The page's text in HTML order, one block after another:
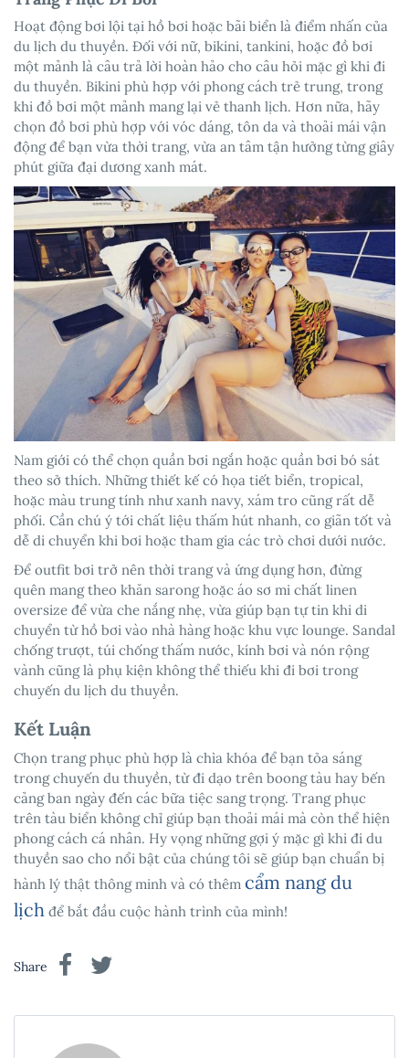
Hoạt động bơi lội tại hồ bơi hoặc bãi biển là điểm nhấn của
du lịch du thuyền. Đối với nữ, bikini, tankini, hoặc đồ bơi
một mảnh là câu trả lời hoàn hảo cho câu hỏi mặc gì khi đi
du thuyền. Bikini phù hợp với phong cách trẻ trung, trong
khi đồ bơi một mảnh mang lại vẻ thanh lịch. Hơn nữa, hãy
chọn đồ bơi phù hợp với vóc dáng, tôn da và thoải mái vận
động để bạn vừa thời trang, vừa an tâm tận hưởng từng giây
phút giữa đại dương xanh mát.
Nam giới có thể chọn quần bơi ngắn hoặc quần bơi bó sát
theo sở thích. Những thiết kế có họa tiết biển, tropical,
hoặc màu trung tính như xanh navy, xám tro cũng rất dễ
phối. Cần chú ý tới chất liệu thấm hút nhanh, co giãn tốt và
dễ di chuyển khi bơi hoặc tham gia các trò chơi dưới nước.
Để outfit bơi trở nên thời trang và ứng dụng hơn, đừng
quên mang theo khăn sarong hoặc áo sơ mi chất linen
oversize để vừa che nắng nhẹ, vừa giúp bạn tự tin khi di
chuyển từ hồ bơi vào nhà hàng hoặc khu vực lounge. Sandal
chống trượt, túi chống thấm nước, kính bơi và nón rộng
vành cũng là phụ kiện không thể thiếu khi đi bơi trong
chuyến du lịch du thuyền.
Kết Luận
Chọn trang phục phù hợp là chìa khóa để bạn tỏa sáng
trong chuyến du thuyền, từ đi dạo trên boong tàu hay bến
cảng ban ngày đến các bữa tiệc sang trọng. Trang phục
trên tàu biển không chỉ giúp bạn thoải mái mà còn thể hiện
phong cách cá nhân. Hy vọng những gợi ý mặc gì khi đi du
thuyền sao cho nổi bật của chúng tôi sẽ giúp bạn chuẩn bị
hành lý thật thông minh và có thêm cẩm nang du
lịch để bắt đầu cuộc hành trình của mình!
Share